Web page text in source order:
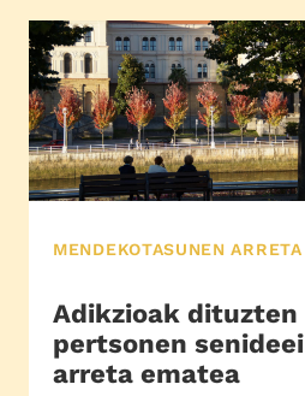
MENDEKOTASUNEN ARRETA
Adikzioak dituzten
pertsonen senideei
arreta ematea